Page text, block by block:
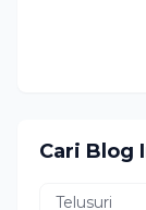
Cari Blog